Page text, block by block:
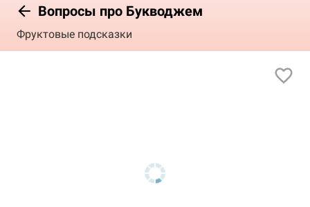
Вопросы про Букводжем
Фруктовые подсказки